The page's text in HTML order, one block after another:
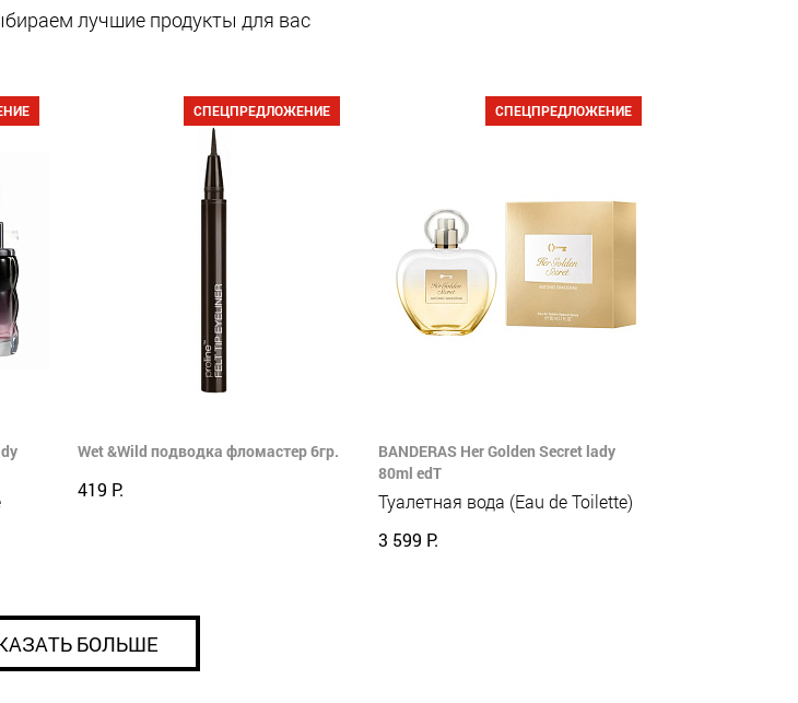
лучшие продукты для вас
СПЕЦПРЕДЛОЖЕНИЕ
Wet &Wild подводка фломастер 6гр.
419 Р.
СПЕЦПРЕДЛОЖЕНИЕ
BANDERAS Her Golden Secret lady
80ml edT
Туалетная вода (Eau de Toilette)
3 599 Р.
БОЛЬШЕ